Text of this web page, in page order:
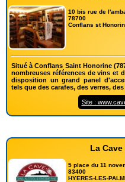
10 bis rue de
78700
Conflans st
Situé à Conflans Saint Honorine
nombreuses références de vins et
disposition un grand panel
tels que des carafes, des verres,
Site :
La
5 place du 11
83400
HYERES-LES-